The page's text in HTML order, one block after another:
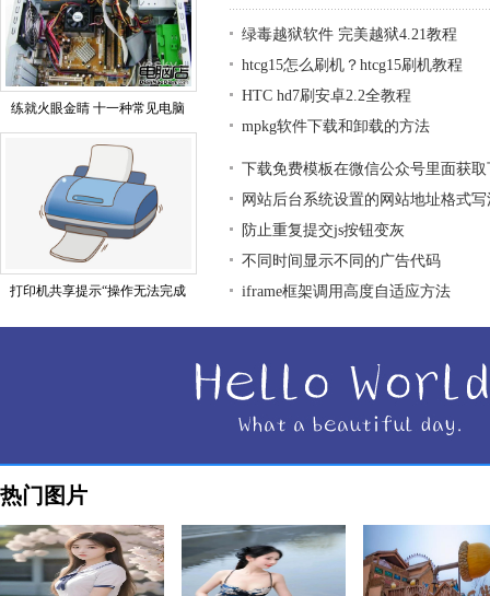
练就火眼金睛 十一种常见电脑
打印机共享提示“操作无法完成
绿毒越狱软件 完美越狱4.21教程
htcg15怎么刷机？htcg15刷机教程
HTC hd7刷安卓2.2全教程
mpkg软件下载和卸载的方法
下载免费模板在微信公众号里面获
网站后台系统设置的网站地址格式写
防止重复提交js按钮变灰
不同时间显示不同的广告代码
iframe框架调用高度自适应方法
热门图片